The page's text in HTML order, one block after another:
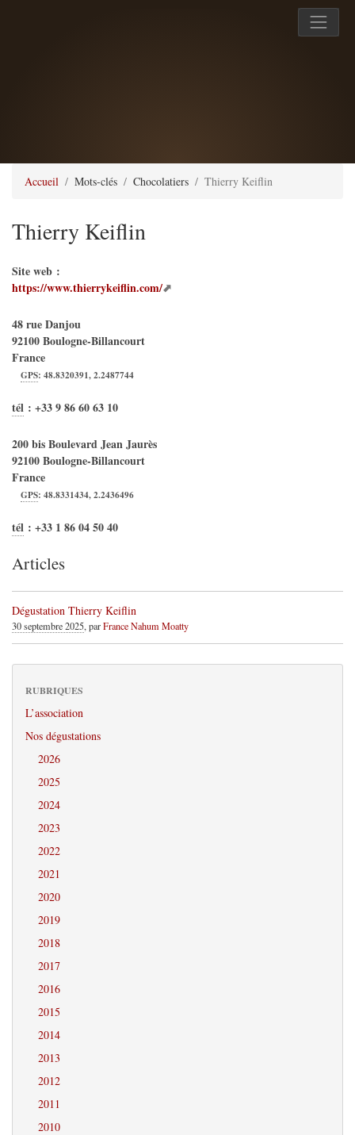
Accueil Mots-clés Chocolatiers Thierry Keiflin
Thierry Keiflin
Site web :
https://www.thierrykeiflin.com/
48 rue Danjou
92100Boulogne-Billancourt
France
GPS:48.8320391,2.2487744
tél : +33 9 86 60 63 10
200 bis Boulevard Jean Jaurès
92100Boulogne-Billancourt
France
GPS:48.8331434,2.2436496
tél : +33 1 86 04 50 40
Articles
Dégustation Thierry Keiflin
30 septembre 2025, parFrance Nahum Moatty
RUBRIQUES
L’association
Nos dégustations
2026
2025
2024
2023
2022
2021
2020
2019
2018
2017
2016
2015
2014
2013
2012
2011
2010